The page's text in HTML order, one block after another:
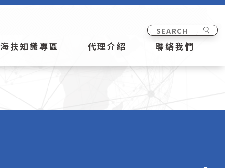
海扶知識專區 代理介紹 聯絡我們